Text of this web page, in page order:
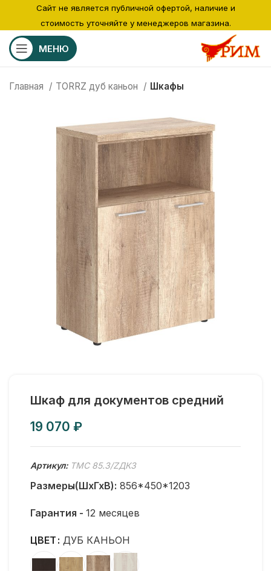
МЕНЮ
Главная TORRZ дуб каньон Шкафы
Шкаф для документов средний
₽
Артикул: TMC 85.3/ZДК3
Размеры(ШхГхВ): 856*450*1203
Гарантия - 12 месяцев
ЦВЕТ ДУБ КАНЬОН
Сайт не является публичной офертой, наличие и
стоимость уточняйте у менеджеров магазина.